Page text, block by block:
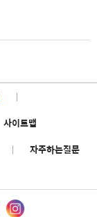
|
사이트맵
|
자주하는질문